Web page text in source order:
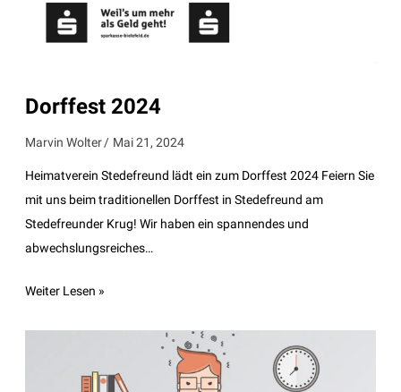
Dorffest 2024
Marvin Wolter Mai 21, 2024
Heimatverein Stedefreund lädt ein zum Dorffest 2024 Feiern Sie
mit uns beim traditionellen Dorffest in Stedefreund am
Stedefreunder Krug! Wir haben ein spannendes und
abwechslungsreiches…
Weiter Lesen »